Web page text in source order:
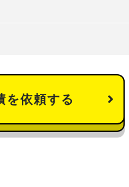
を依頼する